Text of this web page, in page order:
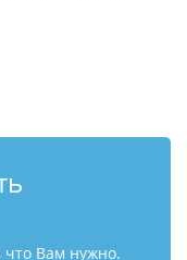
что Вам нужно.